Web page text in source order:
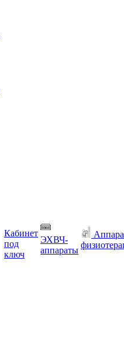
Кабинет
под
ключ
ЭХВЧ-
аппараты